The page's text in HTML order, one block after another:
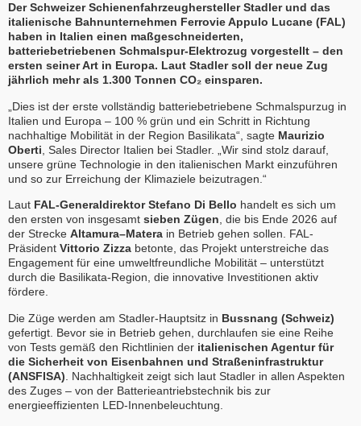
Der Schweizer Schienenfahrzeughersteller Stadler und das
italienische Bahnunternehmen Ferrovie Appulo Lucane (FAL)
haben in Italien einen maßgeschneiderten,
batteriebetriebenen Schmalspur-Elektrozug vorgestellt – den
ersten seiner Art in Europa. Laut Stadler soll der neue Zug
jährlich mehr als 1.300 Tonnen CO₂ einsparen.
„Dies ist der erste vollständig batteriebetriebene Schmalspurzug in
Italien und Europa – 100 % grün und ein Schritt in Richtung
nachhaltige Mobilität in der Region Basilikata“, sagte Maurizio
Oberti , Sales Director Italien bei Stadler. „Wir sind stolz darauf,
unsere grüne Technologie in den italienischen Markt einzuführen
und so zur Erreichung der Klimaziele beizutragen.“
Laut FAL-Generaldirektor Stefano Di Bello handelt es sich um
den ersten von insgesamt sieben Zügen, die bis Ende 2026 auf
der Strecke Altamura–Matera in Betrieb gehen sollen. FAL-
Präsident Vittorio Zizza betonte, das Projekt unterstreiche das
Engagement für eine umweltfreundliche Mobilität – unterstützt
durch die Basilikata-Region, die innovative Investitionen aktiv
fördere.
Die Züge werden am Stadler-Hauptsitz in Bussnang (Schweiz)
gefertigt. Bevor sie in Betrieb gehen, durchlaufen sie eine Reihe
von Tests gemäß den Richtlinien der italienischen Agentur für
die Sicherheit von Eisenbahnen und Straßeninfrastruktur
(ANSFISA) . Nachhaltigkeit zeigt sich laut Stadler in allen Aspekten
des Zuges – von der Batterieantriebstechnik bis zur
energieeffizienten LED-Innenbeleuchtung.